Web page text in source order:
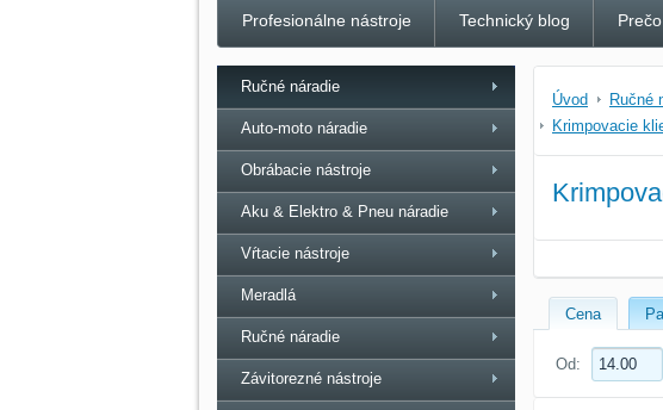
Profesionálne nástroje Technický blog
Úvod Ručné
Krimpovacie
Cena
Od:
Ručné náradie
Auto-moto náradie
Obrábacie nástroje
Aku & Elektro & Pneu náradie
Vŕtacie nástroje
Meradlá
Ručné náradie
Závitorezné nástroje